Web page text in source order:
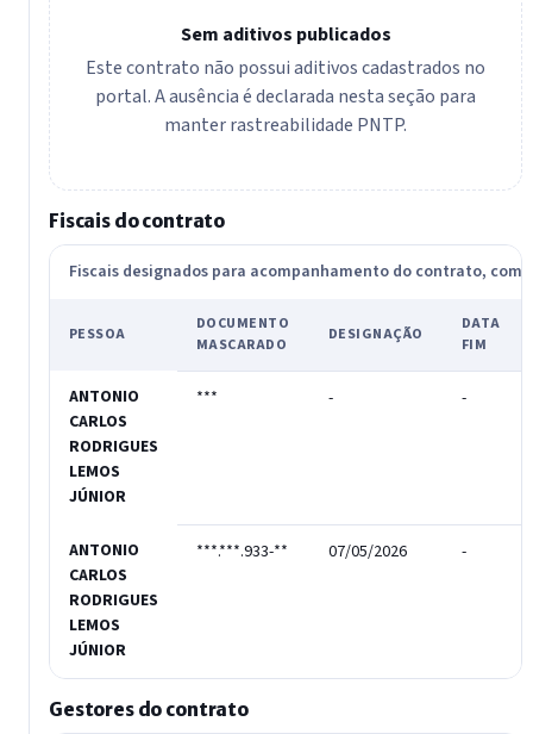
Sem aditivos publicados
Este contrato não possui aditivos cadastrados no
portal. A ausência é declarada nesta seção para
manter rastreabilidade PNTP.
Fiscais do contrato
Fiscais designados para acompanhamento do contrato, com
PESSOA
DOCUMENTO
MASCARADO
DESIGNAÇÃO
DATA
FIM
ANTONIO
CARLOS
RODRIGUES
LEMOS
JÚNIOR
*** - -
ANTONIO
CARLOS
RODRIGUES
LEMOS
JÚNIOR
***.***.933-** 07/05/2026 -
Gestores do contrato